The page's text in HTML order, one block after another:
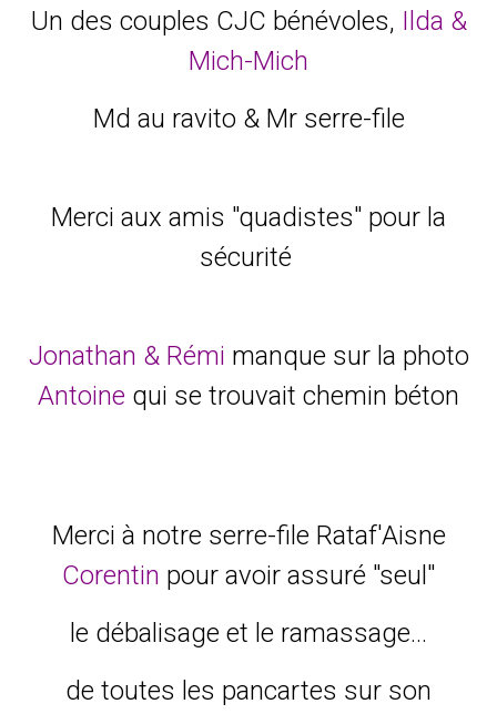
Un des couples CJC bénévoles, Ilda &
Mich-Mich
Md au ravito & Mr serre-file
Merci aux amis "quadistes" pour la
sécurité
Jonathan & Rémi manque sur la photo
Antoine qui se trouvait chemin béton
Merci à notre serre-file Rataf'Aisne
Corentin pour avoir assuré "seul"
le débalisage et le ramassage...
de toutes les pancartes sur son